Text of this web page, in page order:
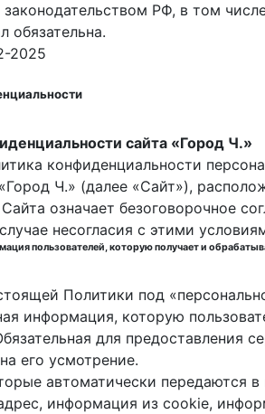
законодательством РФ, в том
обязательна.
2025
сайта «Город Ч.»
конфиденциальности
Ч.» (далее «Сайт»),
означает безоговорочное
несогласия с этими
пользователей, которую получает и
Политики под
информация, которую
для
его усмотрение.
автоматически передаются
информация из cookie,